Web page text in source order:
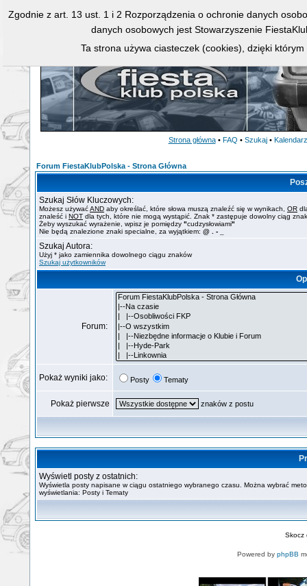
Strona główna • FAQ • Szukaj • Kalendarz
Forum FiestaKlubPolska - Strona Główna
Szukaj Słów Kluczowych:
Możesz używaćAND aby określać, które słowa muszą znaleźć się w wynikach, OR
znaleść i NOT dla tych, które nie mogą wystąpić. Znak * zastępuje dowolny ciąg
Żeby wyszukać wyrażenie, wpisz je pomiędzy "cudzysłowiami"
Nie będą znalezione znaki specialne, za wyjątkiem: @ . - _
Szukaj Autora:
Użyj * jako zamiennika dowolnego ciągu znaków
Szukaj użytkowników
Forum:
Pokaż wyniki jako: Posty Tematy
Pokaż pierwsze znaków z postu
Wyświetl posty z ostatnich:
Wyświetla posty napisane w ciągu ostatniego wybranego czasu. Można wybrać
wyświetlania: Posty i Tematy
Powered by phpBB
Zgodnie z art. 13 ust. 1 i 2 Rozporządzenia o ochronie danych
danych osobowych jest Stowarzyszenie
Ta strona używa ciasteczek (cookies), dzięki